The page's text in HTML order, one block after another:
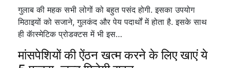
गुलाब की महक सभी लोगों को बहुत पसंद होगी. इसका उपयोग
मिठाइयों को सजाने, गुलकंद और पेय पदार्थों में होता है. इसके साथ
ही कॅास्मेटिक प्रोडक्टस में भी इस…
मांसपेशियों की ऐंठन खत्म करने के लिए खाएं ये